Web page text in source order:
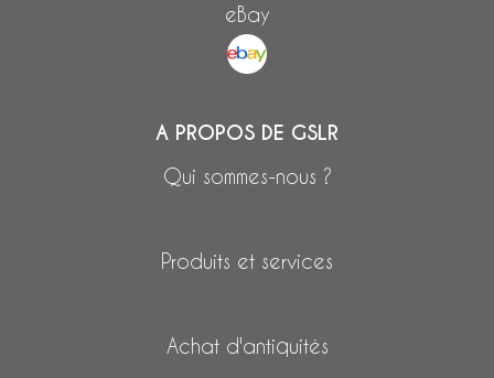
eBay
A PROPOS DE GSLR
Qui sommes-nous ?
Produits et services
Achat d'antiquités